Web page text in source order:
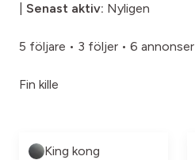
Senast aktiv: Nyligen
5 följare • 3 följer • 6 annonser
Fin kille
King kong